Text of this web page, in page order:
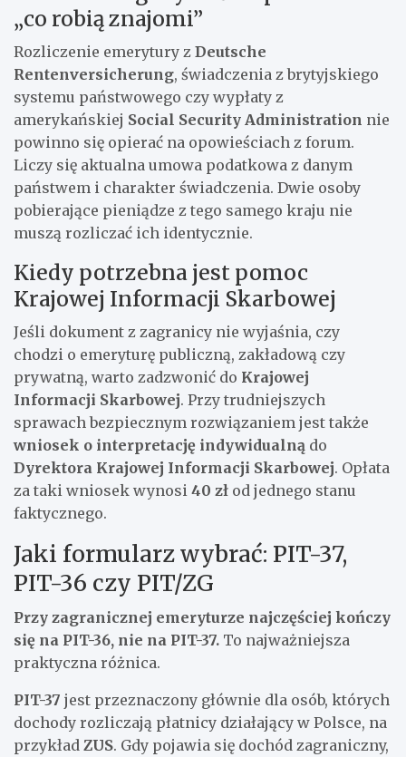
„co robią znajomi”
Rozliczenie emerytury z Deutsche
Rentenversicherung, świadczenia z brytyjskiego
systemu państwowego czy wypłaty z
amerykańskiej Social Security Administration nie
powinno się opierać na opowieściach z forum.
Liczy się aktualna umowa podatkowa z danym
państwem i charakter świadczenia. Dwie osoby
pobierające pieniądze z tego samego kraju nie
muszą rozliczać ich identycznie.
Kiedy potrzebna jest pomoc
Krajowej Informacji Skarbowej
Jeśli dokument z zagranicy nie wyjaśnia, czy
chodzi o emeryturę publiczną, zakładową czy
prywatną, warto zadzwonić do Krajowej
Informacji Skarbowej. Przy trudniejszych
sprawach bezpiecznym rozwiązaniem jest także
wniosek o interpretację indywidualną do
Dyrektora Krajowej Informacji Skarbowej. Opłata
za taki wniosek wynosi 40 zł od jednego stanu
faktycznego.
Jaki formularz wybrać: PIT-37,
PIT-36 czy PIT/ZG
Przy zagranicznej emeryturze najczęściej kończy
się na PIT-36, nie na PIT-37. To najważniejsza
praktyczna różnica.
PIT-37 jest przeznaczony głównie dla osób, których
dochody rozliczają płatnicy działający w Polsce, na
przykład ZUS. Gdy pojawia się dochód zagraniczny,